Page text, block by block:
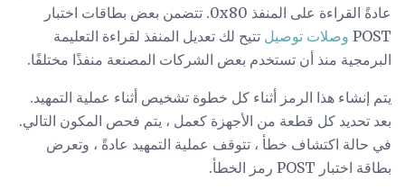
عادةً القراءة على المنفذ 0x80. تتضمن بعض بطاقات اختبار
POST وصلات توصيل تتيح لك تعديل المنفذ لقراءة التعليمة
البرمجية منذ أن تستخدم بعض الشركات المصنعة منفذًا مختلفًا.
يتم إنشاء هذا الرمز أثناء كل خطوة تشخيص أثناء عملية التمهيد.
بعد تحديد كل قطعة من الأجهزة كعمل ، يتم فحص المكون التالي.
في حالة اكتشاف خطأ ، تتوقف عملية التمهيد عادةً ، وتعرض
بطاقة اختبار POST رمز الخطأ.